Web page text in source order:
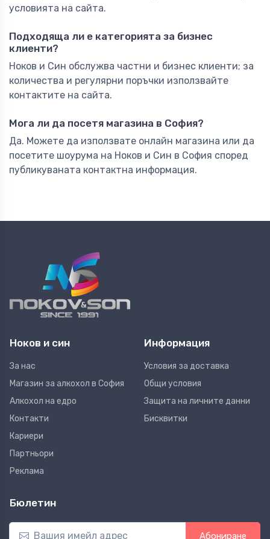
условията на сайта.
Подходяща ли е категорията за бизнес
клиенти?
Ноков и Син обслужва частни и бизнес клиенти; за
количества и регулярни поръчки използвайте
контактите на сайта.
Мога ли да посетя магазина в София?
Да. Можете да използвате онлайн магазина или да
посетите шоурума на Ноков и Син в София според
публикуваната контактна информация.
Ноков и син
За нас
Магазин за алкохол в София
Алкохол на едро
Контакти
Кариери
Партньори
Реклама
Информация
Условия за доставка
Общи условия
Защита на личните данни
Бисквитки
Бюлетин
Абониране